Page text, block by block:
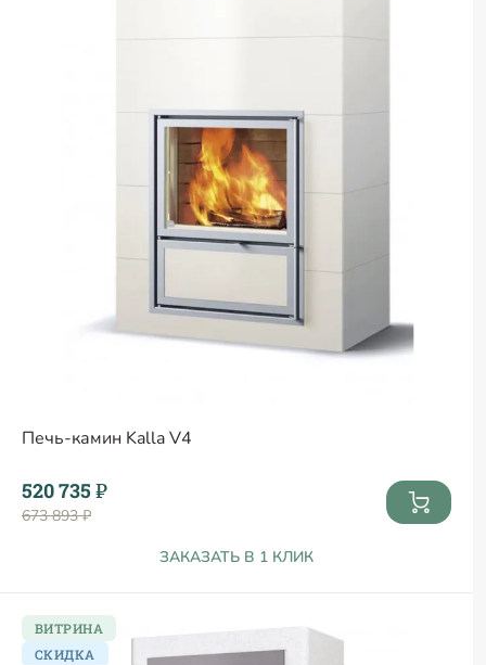
Печь-камин Kalla V4
520 735 ₽
673 893 ₽
ЗАКАЗАТЬ В 1 КЛИК
ВИТРИНА
СКИДКА